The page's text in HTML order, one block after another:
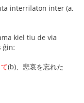
interrilaton inter (a,
kiel tiu de via
ĝin:
(b)、悲哀を忘れた